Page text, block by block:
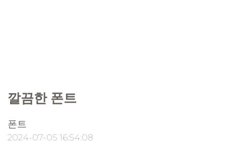
깔끔한 폰트
폰트
2024-07-05 16:54:08